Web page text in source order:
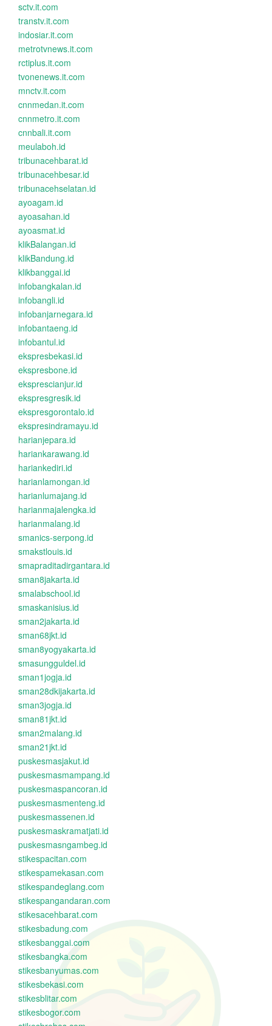
sctv.it.com
transtv.it.com
indosiar.it.com
metrotvnews.it.com
rctiplus.it.com
tvonenews.it.com
mnctv.it.com
cnnmedan.it.com
cnnmetro.it.com
cnnbali.it.com
meulaboh.id
tribunacehbarat.id
tribunacehbesar.id
tribunacehselatan.id
ayoagam.id
ayoasahan.id
ayoasmat.id
klikBalangan.id
klikBandung.id
klikbanggai.id
infobangkalan.id
infobangli.id
infobanjarnegara.id
infobantaeng.id
infobantul.id
ekspresbekasi.id
ekspresbone.id
eksprescianjur.id
ekspresgresik.id
ekspresgorontalo.id
ekspresindramayu.id
harianjepara.id
hariankarawang.id
hariankediri.id
harianlamongan.id
harianlumajang.id
harianmajalengka.id
harianmalang.id
smanics-serpong.id
smakstlouis.id
smapraditadirgantara.id
sman8jakarta.id
smalabschool.id
smaskanisius.id
sman2jakarta.id
sman68jkt.id
sman8yogyakarta.id
smasungguldel.id
sman1jogja.id
sman28dkijakarta.id
sman3jogja.id
sman81jkt.id
sman2malang.id
sman21jkt.id
puskesmasjakut.id
puskesmasmampang.id
puskesmaspancoran.id
puskesmasmenteng.id
puskesmassenen.id
puskesmaskramatjati.id
puskesmasngambeg.id
stikespacitan.com
stikespamekasan.com
stikespandeglang.com
stikespangandaran.com
stikesacehbarat.com
stikesbadung.com
stikesbanggai.com
stikesbangka.com
stikesbanyumas.com
stikesbekasi.com
stikesblitar.com
stikesbogor.com